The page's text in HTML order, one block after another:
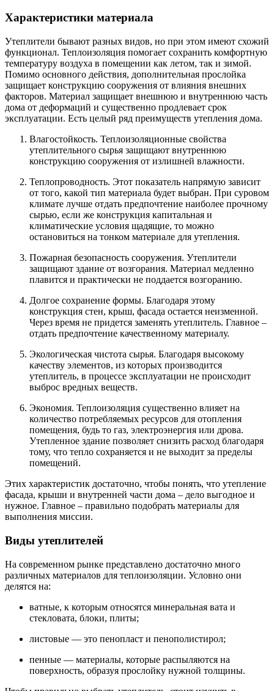
Характеристики материала
Утеплители бывают разных видов, но при этом имеют схожий
функционал. Теплоизоляция помогает сохранить комфортную
температуру воздуха в помещении как летом, так и зимой.
Помимо основного действия, дополнительная прослойка
защищает конструкцию сооружения от влияния внешних
факторов. Материал защищает внешнюю и внутреннюю часть
дома от деформаций и существенно продлевает срок
эксплуатации. Есть целый ряд преимуществ утепления дома.
Влагостойкость. Теплоизоляционные свойства
утеплительного сырья защищают внутреннюю
конструкцию сооружения от излишней влажности.
Теплопроводность. Этот показатель напрямую зависит
от того, какой тип материала будет выбран. При суровом
климате лучше отдать предпочтение наиболее прочному
сырью, если же конструкция капитальная и
климатические условия щадящие, то можно
остановиться на тонком материале для утепления.
Пожарная безопасность сооружения. Утеплители
защищают здание от возгорания. Материал медленно
плавится и практически не поддается возгоранию.
Долгое сохранение формы. Благодаря этому
конструкция стен, крыш, фасада остается неизменной.
Через время не придется заменять утеплитель. Главное –
отдать предпочтение качественному материалу.
Экологическая чистота сырья. Благодаря высокому
качеству элементов, из которых производится
утеплитель, в процессе эксплуатации не происходит
выброс вредных веществ.
Экономия. Теплоизоляция существенно влияет на
количество потребляемых ресурсов для отопления
помещения, будь то газ, электроэнергия или дрова.
Утепленное здание позволяет снизить расход благодаря
тому, что тепло сохраняется и не выходит за пределы
помещений.
Этих характеристик достаточно, чтобы понять, что утепление
фасада, крыши и внутренней части дома – дело выгодное и
нужное. Главное – правильно подобрать материалы для
выполнения миссии.
Виды утеплителей
На современном рынке представлено достаточно много
различных материалов для теплоизоляции. Условно они
делятся на:
ватные, к которым относятся минеральная вата и
стекловата, блоки, плиты;
листовые — это пенопласт и пенополистирол;
пенные — материалы, которые распыляются на
поверхность, образуя прослойку нужной толщины.